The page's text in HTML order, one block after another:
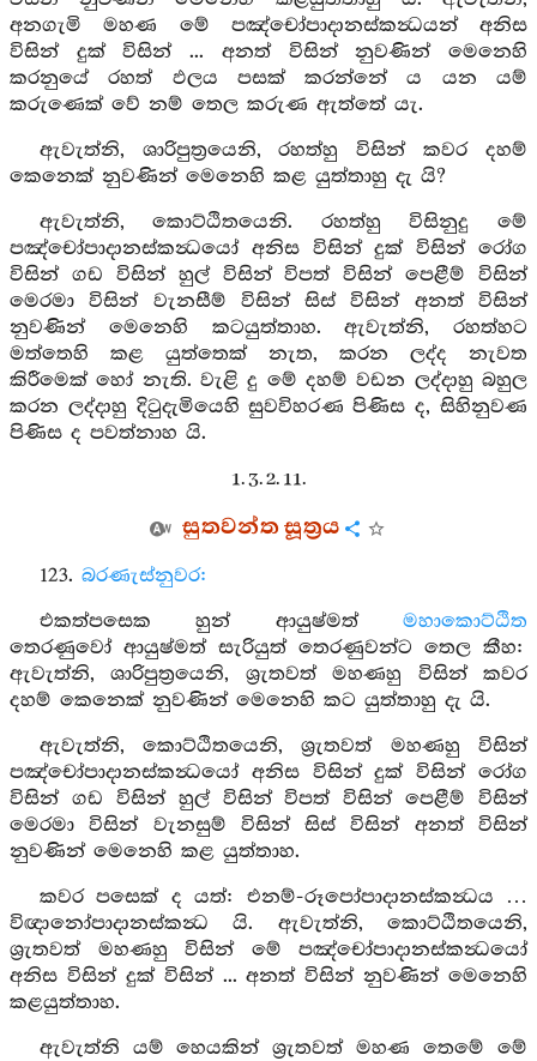
අනගැමි මහණ මේ පඤ්චෝපාදානස්කන්‍ධයන් අනිස
විසින් දුක් විසින් ... අනත් විසින් නුවණින් මෙනෙහි
කරනුයේ රහත් ඵලය පසක් කරන්නේ ය යන යම්
කරුණෙක් වේ නම් තෙල කරුණ ඇත්තේ යැ.
ඇවැත්නි, ශාරිපුත්‍රයෙනි, රහත්හු විසින් කවර දහම්
කෙනෙක් නුවණින් මෙනෙහි කළ යුත්තාහු දැ යි?
ඇවැත්නි, කොට්ඨිතයෙනි. රහත්හු විසිනුදු මේ
පඤ්චෝපාදානස්කන්‍ධයෝ අනිස විසින් දුක් විසින් රෝග
විසින් ගඩ විසින් හුල් විසින් විපත් විසින් පෙළීම් විසින්
මෙරමා විසින් වැනසීම් විසින් සිස් විසින් අනත් විසින්
නුවණින් මෙනෙහි කටයුත්තාහ. ඇවැත්නි, රහත්හට
මත්තෙහි කළ යුත්තෙක් නැත, කරන ලද්ද නැවත
කිරීමෙක් හෝ නැති. වැළි දු මේ දහම් වඩන ලද්දාහු බහුල
කරන ලද්දාහු දිටුදැමියෙහි සුවවිහරණ පිණිස ද, සිහිනුවණ
පිණිස ද පවත්නාහ යි.
1. 3. 2. 11.
සුතවන්ත සූත්‍රය
123. බරණැස්නුවර:
එකත්පසෙක හුන් ආයුෂ්මත් මහාකොට්ඨිත
තෙරණුවෝ ආයුෂ්මත් සැරියුත් තෙරණුවන්ට තෙල කීහ:
ඇවැත්නි, ශාරිපුත්‍රයෙනි, ශ්‍රැතවත් මහණහු විසින් කවර
දහම් කෙනෙක් නුවණින් මෙනෙහි කට යුත්තාහු දැ යි.
ඇවැත්නි, කොට්ඨිතයෙනි, ශ්‍රැතවත් මහණහු විසින්
පඤ්චෝපාදානස්කන්‍ධයෝ අනිස විසින් දුක් විසින් රෝග
විසින් ගඩ විසින් හුල් විසින් විපත් විසින් පෙළීම් විසින්
මෙරමා විසින් වැනසුම් විසින් සිස් විසින් අනත් විසින්
නුවණින් මෙනෙහි කළ යුත්තාහ.
කවර පසෙක් ද යත්: එනම්-රූපෝපාදානස්කන්‍ධය …
විඥානෝපාදානස්කන්‍ධ යි. ඇවැත්නි, කොට්ඨිතයෙනි,
ශ්‍රැතවත් මහණහු විසින් මේ පඤ්චෝපාදානස්කන්‍ධයෝ
අනිස විසින් දුක් විසින් ... අනත් විසින් නුවණින් මෙනෙහි
කළයුත්තාහ.
ඇවැත්නි යම් හෙයකින් ශ්‍රැතවත් මහණ තෙමේ මේ